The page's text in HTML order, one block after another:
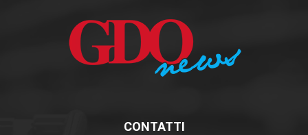
CONTATTI